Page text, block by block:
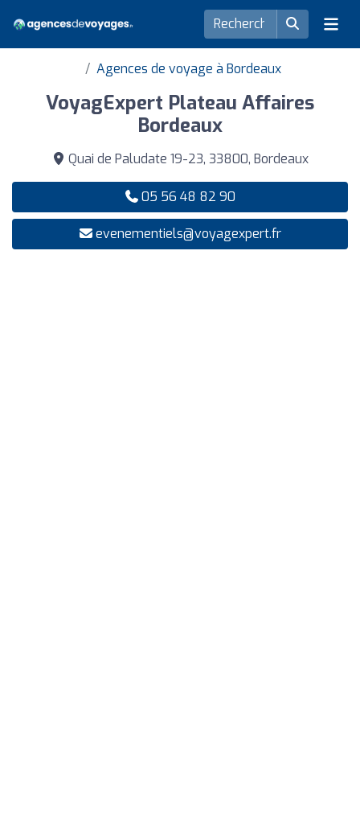
Agences de voyage à Bordeaux
VoyagExpert Plateau Affaires
Bordeaux
Quai de Paludate 19-23, 33800, Bordeaux
05 56 48 82 90
evenementiels@voyagexpert.fr